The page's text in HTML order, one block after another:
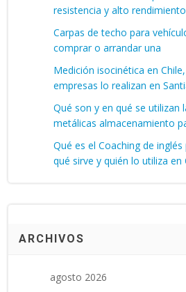
resistencia y alto
Carpas de techo para
comprar o arrandar una
Medición isocinética en
empresas lo realizan en
Qué son y en qué se utilizan
metálicas almacenamiento
Qué es el Coaching de
qué sirve y quién lo utiliza en
ARCHIVOS
agosto 2026